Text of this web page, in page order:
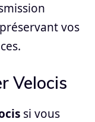
vos
Velocis
si vous